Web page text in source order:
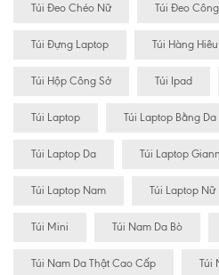
Túi Đeo Chéo Nữ Túi Đeo
Túi Đựng Laptop Túi Hàng Hiêu
Túi Hộp Công Sở Túi Ipad
Túi Laptop Túi Laptop Bằng Da
Túi Laptop Da Túi Laptop
Túi Laptop Nam Túi Laptop Nữ
Túi Mini Túi Nam Da Bò
Túi Nam Da Thật Cao Cấp Túi